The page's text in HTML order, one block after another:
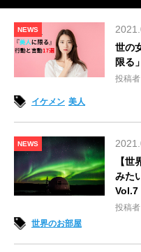
NEWS
世の
限る
投稿
イケメン 美人
NEWS
【
みた
Vol.7
投稿
世界のお部屋